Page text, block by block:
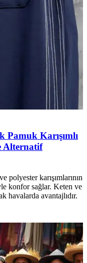
Pamuk Karışımlı
Alternatif
polyester karışımlarının
konfor sağlar. Keten ve
havalarda avantajlıdır.